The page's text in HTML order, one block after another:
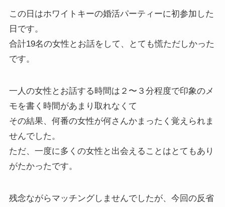
この日はホワイトキーの婚活パーティーに初参加した
日です。
合計19名の女性とお話をして、とても慌ただしかった
です。
一人の女性とお話する時間は２〜３分程度で印象のメ
モを書く時間があまり取れなくて
その結果、何番の女性が何さんかまったく覚えられま
せんでした。
ただ、一度に多くの女性と出会えることはとてもあり
がたかったです。
残念ながらマッチングしませんでしたが、今回の反省